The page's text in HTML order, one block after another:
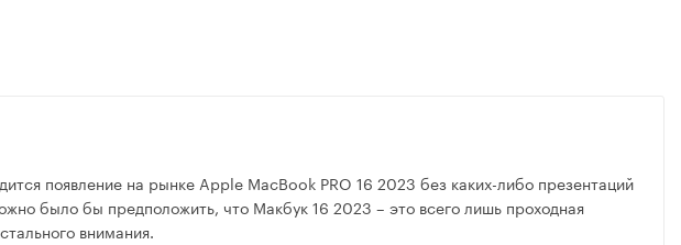
появление на рынке Apple MacBook PRO 16 2023 без каких-либо презентаций
было бы предположить, что Макбук 16 2023 – это всего лишь проходная
внимания.